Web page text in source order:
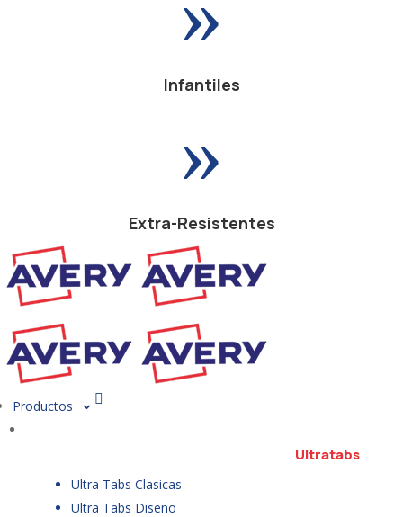
Infantiles
»
Extra-Resistentes
Productos
Ultratabs
Ultra Tabs Clasicas
Ultra Tabs Diseño